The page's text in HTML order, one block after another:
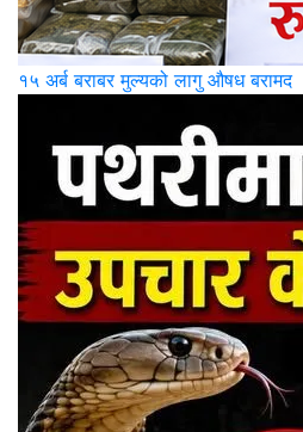
१५ अर्ब बराबर मुल्यको लागु औषध बरामद